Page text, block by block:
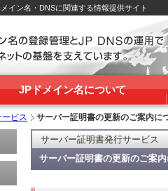
イン名・DNSに関連する情報提供サイト
JPドメイン名について
ビス サーバー証明書の更新のご案内に
サーバー証明書発行サービス
サーバー証明書の更新のご案